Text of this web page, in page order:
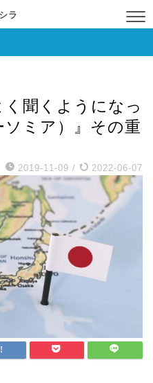
ラ
く聞くようになっ
ミア）』その重
2019-11-09 / 2022-06-07